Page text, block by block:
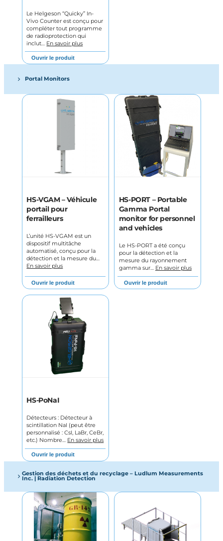
Le Helgeson “Quicky” In-
Vivo Counter est conçu pour
compléter tout programme
de radioprotection qui
inclut… En savoir plus
Ouvrir le produit
Portal Monitors
HS-VGAM – Véhicule
portail pour
ferrailleurs
L’unité HS-VGAM est un
dispositif multitâche
automatisé, conçu pour la
détection et la mesure du…
En savoir plus
Ouvrir le produit
HS-PORT – Portable
Gamma Portal
monitor for personnel
and vehicles
Le HS-PORT a été conçu
pour la détection et la
mesure du rayonnement
gamma sur… En savoir plus
Ouvrir le produit
HS-PoNaI
Détecteurs : Détecteur à
scintillation NaI (peut être
personnalisé : CsI, LaBr, CeBr,
etc.) Nombre… En savoir plus
Ouvrir le produit
Gestion des déchets et du recyclage – Ludlum Measurements
Inc. | Radiation Detection